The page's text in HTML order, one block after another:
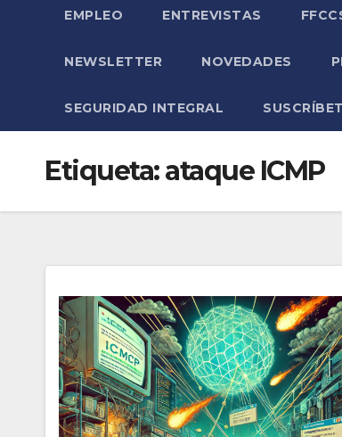
EMPLEO ENTREVISTAS
NEWSLETTER NOVEDADES
SEGURIDAD INTEGRAL
Etiqueta:ataque ICMP